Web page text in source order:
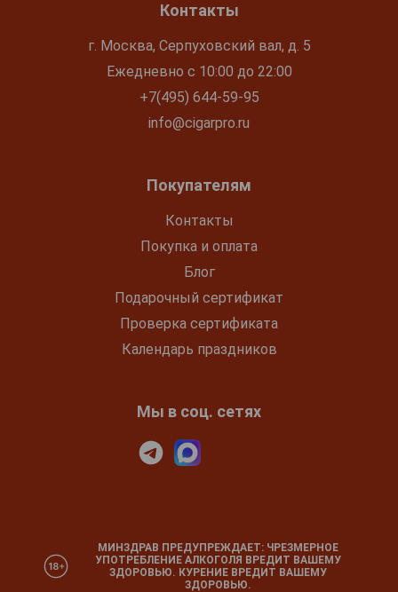
Контакты
г. Москва, Серпуховский вал, д. 5
Ежедневно с 10:00 до 22:00
+7(495) 644-59-95
info@cigarpro.ru
Покупателям
Контакты
Покупка и оплата
Блог
Подарочный сертификат
Проверка сертификата
Календарь праздников
Мы в соц. сетях
МИНЗДРАВ ПРЕДУПРЕЖДАЕТ: ЧРЕЗМЕРНОЕ
УПОТРЕБЛЕНИЕ АЛКОГОЛЯ ВРЕДИТ ВАШЕМУ
ЗДОРОВЬЮ. КУРЕНИЕ ВРЕДИТ ВАШЕМУ
ЗДОРОВЬЮ.